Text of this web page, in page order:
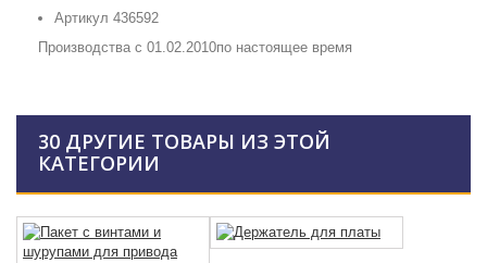
Артикул 436592
Производства с 01.02.2010по настоящее время
30 ДРУГИЕ ТОВАРЫ ИЗ ЭТОЙ
КАТЕГОРИИ